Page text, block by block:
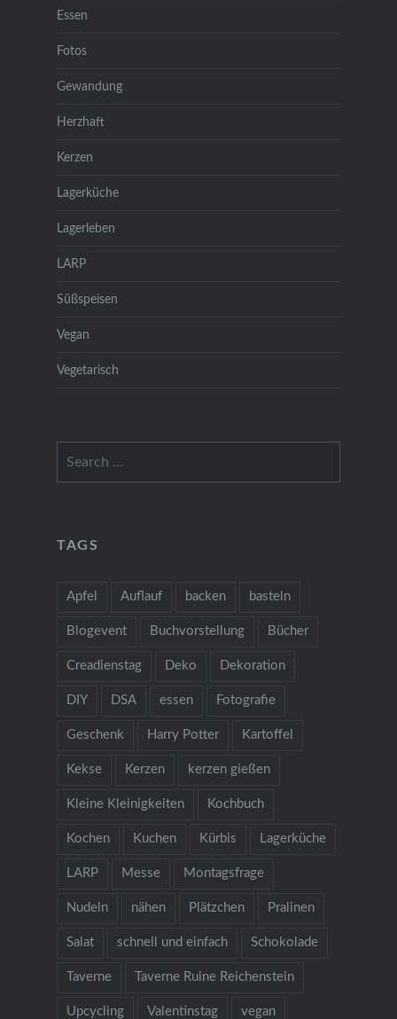
Essen
Fotos
Gewandung
Herzhaft
Kerzen
Lagerküche
Lagerleben
LARP
Süßspeisen
Vegan
Vegetarisch
TAGS
Apfel Auflauf backen basteln
Blogevent Buchvorstellung Bücher
Creadienstag Deko Dekoration
DIY DSA essen Fotografie
Geschenk Harry Potter Kartoffel
Kekse Kerzen kerzen gießen
Kleine Kleinigkeiten Kochbuch
Kochen Kuchen Kürbis Lagerküche
LARP Messe Montagsfrage
Nudeln nähen Plätzchen Pralinen
Salat schnell und einfach Schokolade
Taverne Taverne Ruine Reichenstein
Upcycling Valentinstag vegan